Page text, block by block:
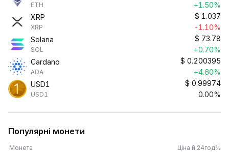
ETH
+1.50%
XRP
XRP
$ 1.037
-1.10%
Solana
SOL
$ 73.78
+0.70%
Cardano
ADA
$ 0.200395
+4.60%
USD1
USD1
$ 0.99974
0.00%
Популярні монети
Монета Ціна й 24год%